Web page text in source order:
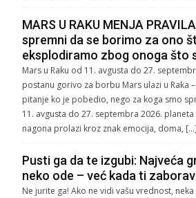
MARS U RAKU MENJA
spremni da se borimo za ono
eksplodiramo zbog onoga što
Mars u Raku od 11. avgusta do 27.
postanu gorivo za borbu Mars ulazi u Raka
pitanje ko je pobedio, nego za koga smo
11. avgusta do 27. septembra 2026.
nagona prolazi kroz znak emocija, doma, […]
Pusti ga da te izgubi: Najveća
neko ode – već kada ti
Ne jurite ga! Ako ne vidi vašu vrednost,